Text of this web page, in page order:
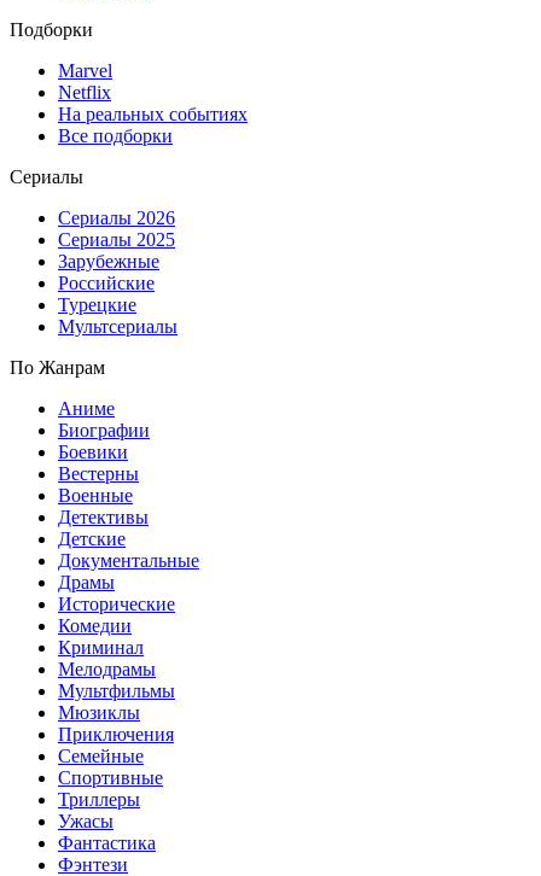
Подборки
Marvel
Netflix
На реальных событиях
Все подборки
Сериалы
Сериалы 2026
Сериалы 2025
Зарубежные
Российские
Турецкие
Мультсериалы
По Жанрам
Аниме
Биографии
Боевики
Вестерны
Военные
Детективы
Детские
Документальные
Драмы
Исторические
Комедии
Криминал
Мелодрамы
Мультфильмы
Мюзиклы
Приключения
Семейные
Спортивные
Триллеры
Ужасы
Фантастика
Фэнтези